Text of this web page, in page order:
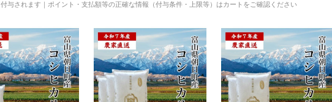
与されます｜ポイント・支払額等の正確な情報（付与条件・上限等）はカートをご確認ください